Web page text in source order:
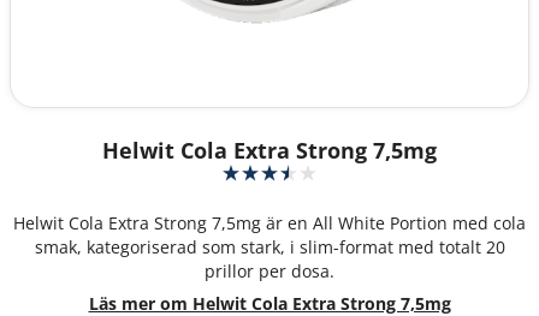
Helwit Cola Extra Strong 7,5mg
Helwit Cola Extra Strong 7,5mg är en All White Portion med cola
smak, kategoriserad som stark, i slim-format med totalt 20
prillor per dosa.
Läs mer om Helwit Cola Extra Strong 7,5mg